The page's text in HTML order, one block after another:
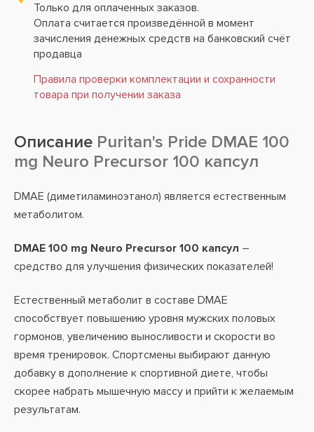
Только для оплаченных заказов.
Оплата считается произведённой в момент
зачисления денежных средств на банковский счёт
продавца
Правила проверки комплектации и сохранности
товара при получении заказа
Описание Puritan's Pride DMAE 100
mg Neuro Precursor 100 капсул
DMAE (диметиламиноэтанол) является естественным
метаболитом.
DMAE 100 mg Neuro Precursor 100 капсул –
средство для улучшения физических показателей!
Естественный метаболит в составе DMAE
способствует повышению уровня мужских половых
гормонов, увеличению выносливости и скорости во
время тренировок. Спортсмены выбирают данную
добавку в дополнение к спортивной диете, чтобы
скорее набрать мышечную массу и прийти к желаемым
результатам.